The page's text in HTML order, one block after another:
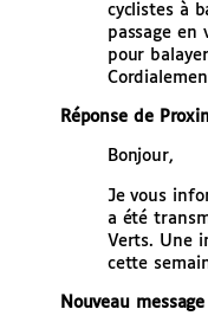
cyclistes à
passage en
pour
Réponse de
Bonjour,
Je vous
a été
Verts. Une
cette
Nouveau